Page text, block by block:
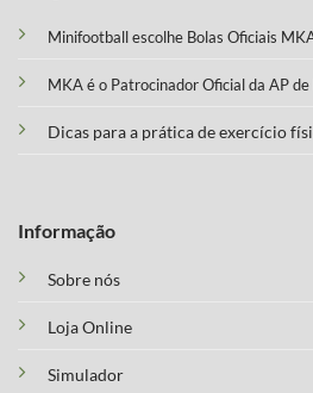
Minifootball escolhe Bolas Oficiais
MKA é o Patrocinador Oficial da AP
Dicas para a prática de exercício
Informação
Sobre nós
Loja Online
Simulador